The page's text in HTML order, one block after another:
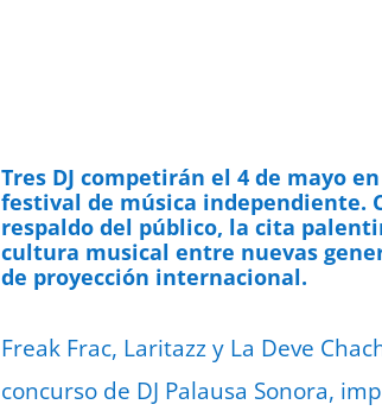
Tres DJ competirán el 4 de mayo
festival de música independiente.
respaldo del público, la cita
cultura musical entre nuevas
de proyección internacional.
Freak Frac, Laritazz y La Deve
concurso de DJ Palausa Sonora,